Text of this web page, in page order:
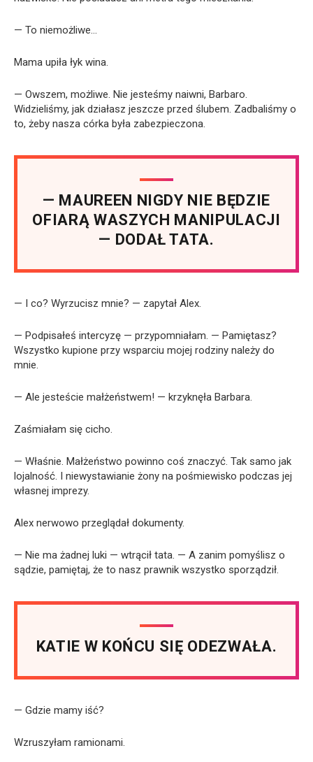
— To niemożliwe…
Mama upiła łyk wina.
— Owszem, możliwe. Nie jesteśmy naiwni, Barbaro.
Widzieliśmy, jak działasz jeszcze przed ślubem. Zadbaliśmy o
to, żeby nasza córka była zabezpieczona.
— MAUREEN NIGDY NIE BĘDZIE
OFIARĄ WASZYCH MANIPULACJI
— DODAŁ TATA.
— I co? Wyrzucisz mnie? — zapytał Alex.
— Podpisałeś intercyzę — przypomniałam. — Pamiętasz?
Wszystko kupione przy wsparciu mojej rodziny należy do
mnie.
— Ale jesteście małżeństwem! — krzyknęła Barbara.
Zaśmiałam się cicho.
— Właśnie. Małżeństwo powinno coś znaczyć. Tak samo jak
lojalność. I niewystawianie żony na pośmiewisko podczas jej
własnej imprezy.
Alex nerwowo przeglądał dokumenty.
— Nie ma żadnej luki — wtrącił tata. — A zanim pomyślisz o
sądzie, pamiętaj, że to nasz prawnik wszystko sporządził.
KATIE W KOŃCU SIĘ ODEZWAŁA.
— Gdzie mamy iść?
Wzruszyłam ramionami.